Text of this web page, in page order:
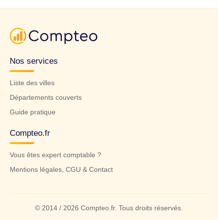
Nos services
Liste des villes
Départements couverts
Guide pratique
Compteo.fr
Vous êtes expert comptable ?
Mentions légales, CGU & Contact
© 2014 / 2026 Compteo.fr. Tous droits réservés.